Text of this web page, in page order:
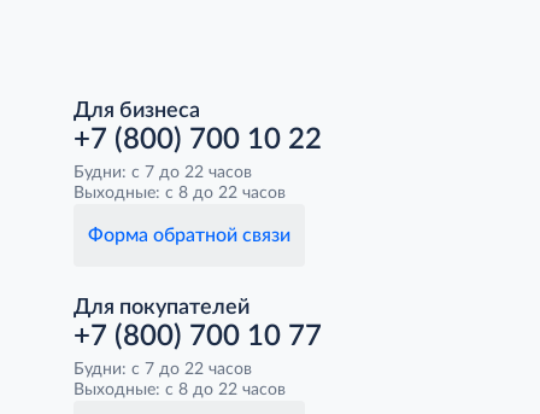
Для бизнеса
+7 (800) 700 10 22
Будни: с 7 до 22 часов
Выходные: с 8 до 22 часов
Форма обратной связи
Для покупателей
+7 (800) 700 10 77
Будни: с 7 до 22 часов
Выходные: с 8 до 22 часов